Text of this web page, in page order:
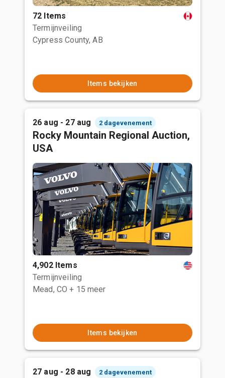
72 Items
Termijnveiling
Cypress County, AB
Items bekijken
26 aug - 27 aug 2 dagevenement
Rocky Mountain Regional Auction,
USA
4,902 Items
Termijnveiling
Mead, CO + 15 meer
Items bekijken
27 aug - 28 aug 2 dagevenement